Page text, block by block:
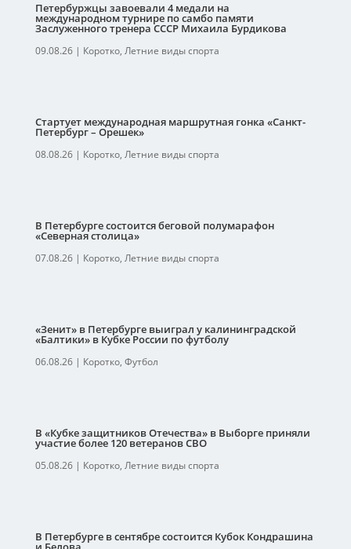
Петербуржцы завоевали 4 медали на
международном турнире по самбо памяти
Заслуженного тренера СССР Михаила Бурдикова
09.08.26| Коротко, Летние виды спорта
Стартует международная маршрутная гонка «Санкт-
Петербург – Орешек»
08.08.26| Коротко, Летние виды спорта
В Петербурге состоится беговой полумарафон
«Северная столица»
07.08.26| Коротко, Летние виды спорта
«Зенит» в Петербурге выиграл у калининградской
«Балтики» в Кубке России по футболу
06.08.26| Коротко, Футбол
В «Кубке защитников Отечества» в Выборге приняли
участие более 120 ветеранов СВО
05.08.26| Коротко, Летние виды спорта
В Петербурге в сентябре состоится Кубок Кондрашина